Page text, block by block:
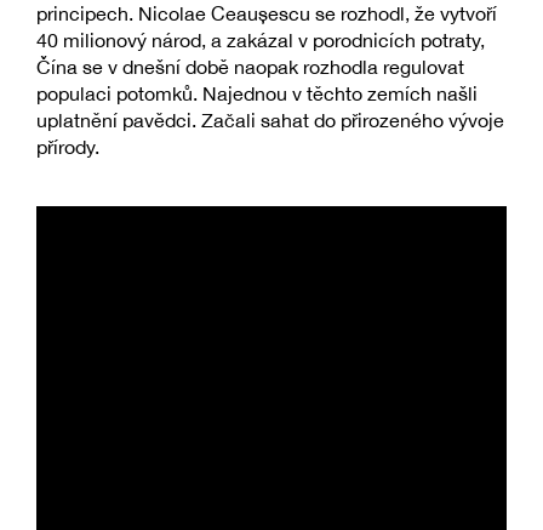
principech. Nicolae Ceaușescu se rozhodl, že vytvoří
40 milionový národ, a zakázal v porodnicích potraty,
Čína se v dnešní době naopak rozhodla regulovat
populaci potomků. Najednou v těchto zemích našli
uplatnění pavědci. Začali sahat do přirozeného vývoje
přírody.